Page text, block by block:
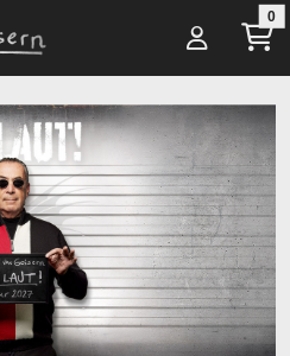
0